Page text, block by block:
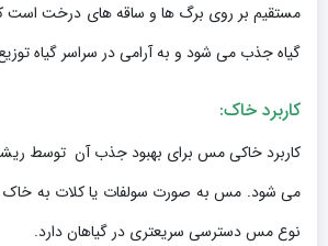
مستقیم بر روی برگ ها و ساقه های درخت است
گیاه جذب می شود و به آرامی در سراسر گیاه
کاربرد خاک:
کاربرد خاکی مس برای بهبود جذب آن توسط
می شود. مس به صورت سولفات یا کلات به خاک
نوع مس دسترسی سریعتری در گیاهان دارد.